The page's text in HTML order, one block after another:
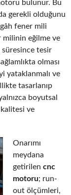
bulunur. Bu
gerekli olduğunu
fener mili
milinin eğilme ve
süresince tesir
olması
yataklanmalı ve
tasarlanıp
boyutsal
ve
Onarımı
meydana
getirilen cnc
motoru; run-
out ölçümleri,